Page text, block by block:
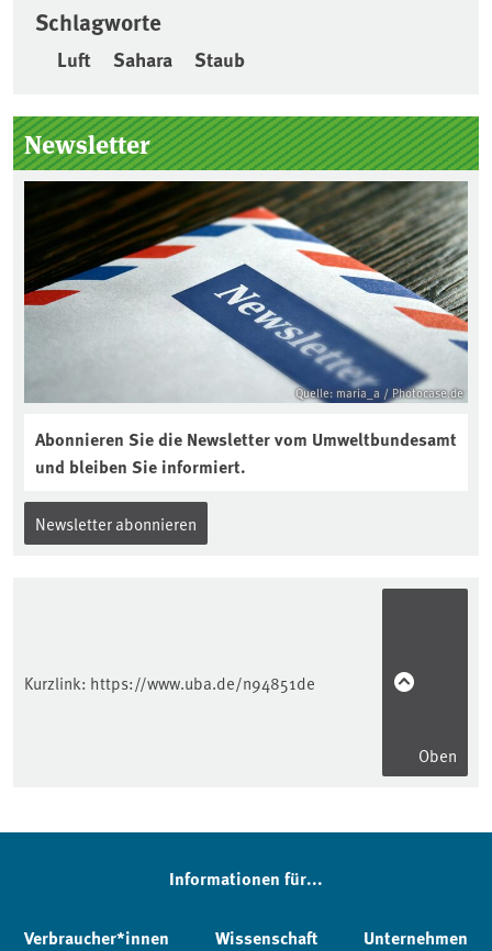
Schlagworte
Luft Sahara Staub
Seitenleiste
Newsletter
Quelle: maria_a / Photocase.de
Abonnieren Sie die Newsletter vom Umweltbundesamt
und bleiben Sie informiert.
Newsletter abonnieren
Kurzlink: https://www.uba.de/n94851de
Oben
Informationen für...
Verbraucher*innen Wissenschaft Unternehmen